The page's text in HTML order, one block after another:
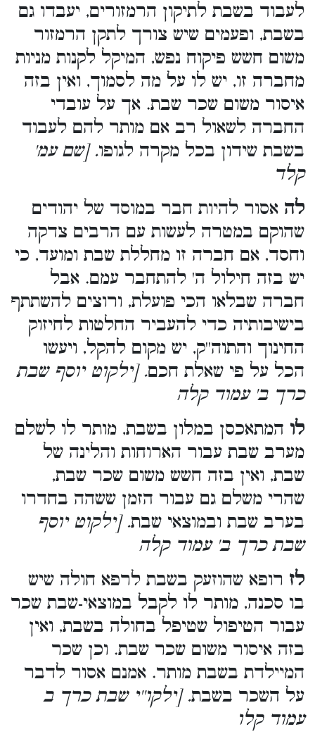
לעבוד בשבת לתיקון הרמזורים, יעבדו גם
בשבת, ופעמים שיש צורך לתקן הרמזור
משום חשש פיקוח נפש, המיקל לקנות מניות
מחברה זו, יש לו על מה לסמוך, ואין בזה
איסור משום שכר שבת. אך על עובדי
החברה לשאול רב אם מותר להם לעבוד
בשבת שידון בכל מקרה לגופו. [שם עמ'
קלד
לה אסור להיות חבר במוסד של יהודים
שהוקם במטרה לעשות עם הרבים צדקה
וחסד, אם חברה זו מחללת שבת ומועד, כי
יש בזה חילול ה' להתחבר עמם. אבל
חברה שבלאו הכי פועלת, ורוצים להשתתף
בישיבותיה כדי להעביר החלטות לחיזוק
החינוך והתוה''ק, יש מקום להקל, ויעשו
הכל על פי שאלת חכם. [ילקוט יוסף שבת
כרך ב' עמוד קלה
לו המתאכסן במלון בשבת, מותר לו לשלם
מערב שבת עבור הארוחות והלינה של
שבת, ואין בזה חשש משום שכר שבת,
שהרי משלם גם עבור הזמן ששהה בחדרו
בערב שבת ובמוצאי שבת. [ילקוט יוסף
שבת כרך ב' עמוד קלה
לז רופא שהוזעק בשבת לרפא חולה שיש
בו סכנה, מותר לו לקבל במוצאי-שבת שכר
עבור הטיפול שטיפל בחולה בשבת, ואין
בזה איסור משום שכר שבת. וכן שכר
המיילדת בשבת מותר. אמנם אסור לדבר
על השכר בשבת. [ילקו''י שבת כרך ב
עמוד קלו